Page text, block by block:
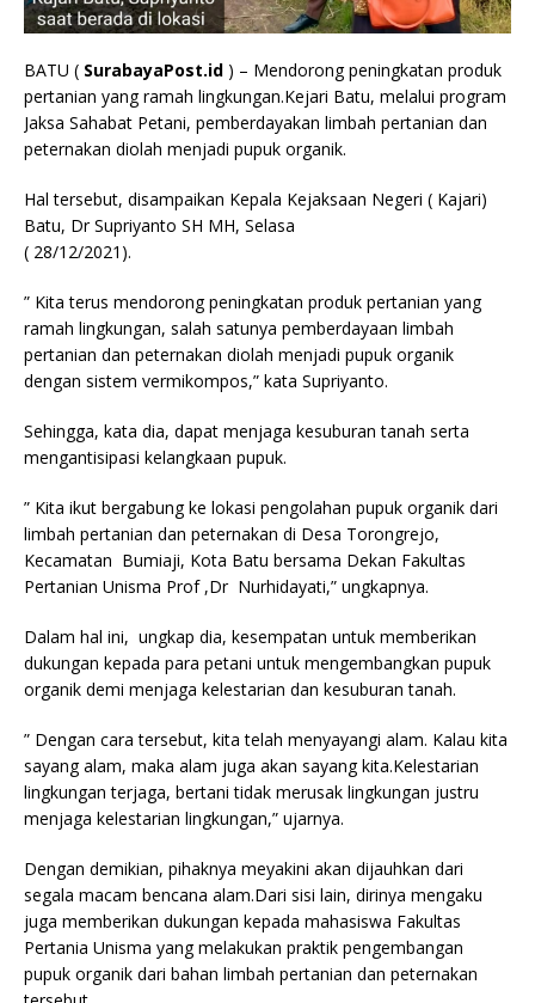
BATU ( SurabayaPost.id ) – Mendorong peningkatan produk
pertanian yang ramah lingkungan.Kejari Batu, melalui program
Jaksa Sahabat Petani, pemberdayakan limbah pertanian dan
peternakan diolah menjadi pupuk organik.
Hal tersebut, disampaikan Kepala Kejaksaan Negeri ( Kajari)
Batu, Dr Supriyanto SH MH, Selasa
( 28/12/2021).
” Kita terus mendorong peningkatan produk pertanian yang
ramah lingkungan, salah satunya pemberdayaan limbah
pertanian dan peternakan diolah menjadi pupuk organik
dengan sistem vermikompos,” kata Supriyanto.
Sehingga, kata dia, dapat menjaga kesuburan tanah serta
mengantisipasi kelangkaan pupuk.
” Kita ikut bergabung ke lokasi pengolahan pupuk organik dari
limbah pertanian dan peternakan di Desa Torongrejo,
Kecamatan Bumiaji, Kota Batu bersama Dekan Fakultas
Pertanian Unisma Prof ,Dr Nurhidayati,” ungkapnya.
Dalam hal ini, ungkap dia, kesempatan untuk memberikan
dukungan kepada para petani untuk mengembangkan pupuk
organik demi menjaga kelestarian dan kesuburan tanah.
” Dengan cara tersebut, kita telah menyayangi alam. Kalau kita
sayang alam, maka alam juga akan sayang kita.Kelestarian
lingkungan terjaga, bertani tidak merusak lingkungan justru
menjaga kelestarian lingkungan,” ujarnya.
Dengan demikian, pihaknya meyakini akan dijauhkan dari
segala macam bencana alam.Dari sisi lain, dirinya mengaku
juga memberikan dukungan kepada mahasiswa Fakultas
Pertania Unisma yang melakukan praktik pengembangan
pupuk organik dari bahan limbah pertanian dan peternakan